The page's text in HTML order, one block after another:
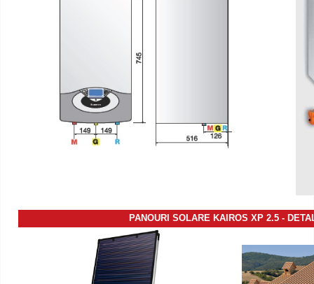
PANOURI SOLARE KAIROS XP 2.5 -